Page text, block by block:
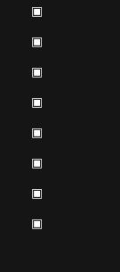
▣
▣
▣
▣
▣
▣
▣
▣